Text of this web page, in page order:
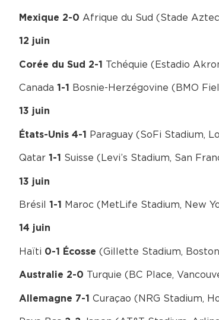
Mexique 2-0 Afrique du Sud (Stade
12 juin
Corée du Sud 2-1 Tchéquie (Estadio
Canada 1-1 Bosnie-Herzégovine (BMO
13 juin
États-Unis 4-1 Paraguay (SoFi Stadium,
Qatar 1-1 Suisse (Levi’s Stadium, San
13 juin
Brésil 1-1 Maroc (MetLife Stadium, New
14 juin
Haïti 0-1 Écosse (Gillette Stadium,
Australie 2-0 Turquie (BC Place,
Allemagne 7-1 Curaçao (NRG Stadium,